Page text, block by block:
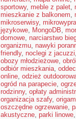
sportowy, meble z palet,
mieszkanie z balkonem,
mikroserwisy,
językowe, MongoDB,
domowe, narciarstwo
organizmu, nawyki
friendly, noclegi z jacuzzi,
obozy młodzieżowe,
odbiór mieszkania,
online, odzież
ogród na parapecie,
rodzinny, opłaty
organizacja szafy,
oszczędne ogrzewanie,
akustyczne, parki linowe,